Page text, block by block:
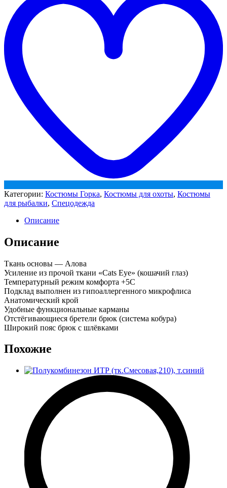
Light
(тк.Алова/
Флис),
КМФ
северный
камень
Категории: Костюмы Горка, Костюмы для охоты, Костюмы
для рыбалки, Спецодежда
Описание
Описание
Ткань основы — Алова
Усиление из прочой ткани «Cats Eye» (кошачий глаз)
Температурный режим комфорта +5С
Подклад выполнен из гипоаллергенного микрофлиса
Анатомический крой
Удобные функциональные карманы
Отстёгивающиеся бретели брюк (система кобура)
Широкий пояс брюк с шлёвками
Похожие